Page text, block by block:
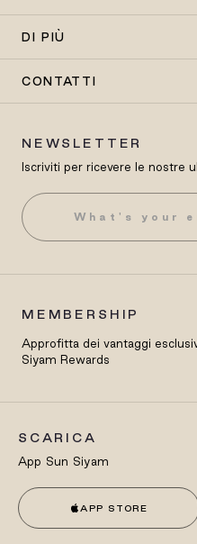
DI PIÙ
CONTATTI
NEWSLETTER
Iscriviti per ricevere le nostre
MEMBERSHIP
Approfitta dei vantaggi
Siyam Rewards
SCARICA
App Sun Siyam
APP STORE